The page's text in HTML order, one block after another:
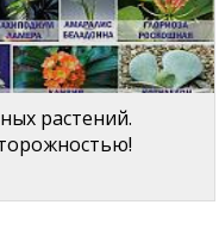
растений.